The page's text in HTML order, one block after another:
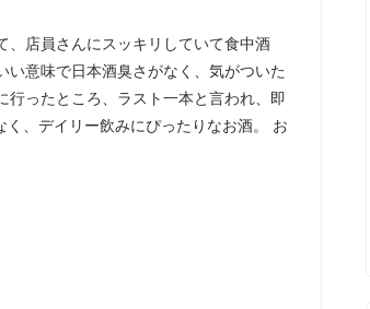
店員さんにスッキリしていて食中酒
意味で日本酒臭さがなく、気がついた
行ったところ、ラスト一本と言われ、即
、デイリー飲みにぴったりなお酒。 お